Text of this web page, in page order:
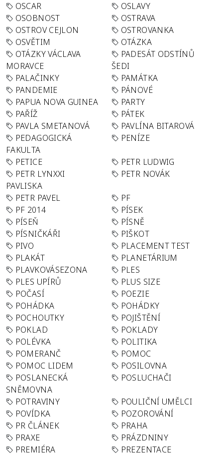
OSCAR
OSLAVY
OSOBNOST
OSTRAVA
OSTROV CEJLON
OSTROVANKA
OSVĚTIM
OTÁZKA
OTÁZKY VÁCLAVA
MORAVCE
PADESÁT ODSTÍNŮ
ŠEDI
PALAČINKY
PAMÁTKA
PANDEMIE
PÁNOVÉ
PAPUA NOVA GUINEA
PARTY
PAŘÍŽ
PÁTEK
PAVLA SMETANOVÁ
PAVLÍNA BITAROVÁ
PEDAGOGICKÁ
FAKULTA
PENÍZE
PETICE
PETR LUDWIG
PETR LYNXXI
PAVLISKA
PETR NOVÁK
PETR PAVEL
PF
PF 2014
PÍSEK
PÍSEŇ
PÍSNĚ
PÍSNIČKÁŘI
PIŠKOT
PIVO
PLACEMENT TEST
PLAKÁT
PLANETÁRIUM
PLAVKOVÁSEZONA
PLES
PLES UPÍRŮ
PLUS SIZE
POČASÍ
POEZIE
POHÁDKA
POHÁDKY
POCHOUTKY
POJIŠTĚNÍ
POKLAD
POKLADY
POLÉVKA
POLITIKA
POMERANČ
POMOC
POMOC LIDEM
POSILOVNA
POSLANECKÁ
SNĚMOVNA
POSLUCHAČI
POTRAVINY
POULIČNÍ UMĚLCI
POVÍDKA
POZOROVÁNÍ
PR ČLÁNEK
PRAHA
PRAXE
PRÁZDNINY
PREMIÉRA
PREZENTACE